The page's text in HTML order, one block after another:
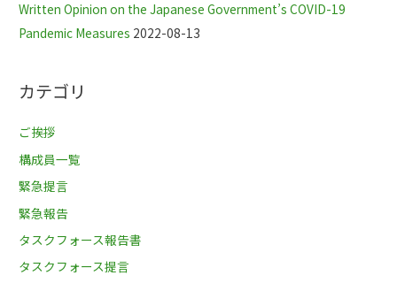
Written Opinion on the Japanese Government’s COVID-19
Pandemic Measures 2022-08-13
カテゴリ
ご挨拶
構成員一覧
緊急提言
緊急報告
タスクフォース報告書
タスクフォース提言